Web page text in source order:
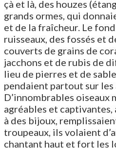
çà et là, des houzes
grands ormes, qui
et de la fraîcheur. Le
ruisseaux, des fossés et
couverts de grains de
jacchons et de rubis de
lieu de pierres et de
pendaient partout sur les
D’innombrables oiseaux
agréables et captivantes,
à des bijoux,
troupeaux, ils volaient
chantant haut et fort les